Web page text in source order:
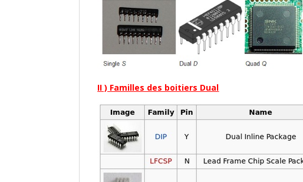
II ) Familles des boitiers Dual